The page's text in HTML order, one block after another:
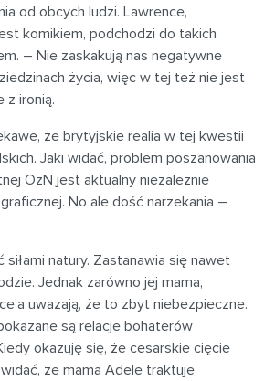
od obcych ludzi. Lawrence,
komikiem, podchodzi do takich
– Nie zaskakują nas negatywne
życia, więc w tej też nie jest
z ironią.
że brytyjskie realia w tej kwestii
Jaki widać, problem poszanowania
OzN jest aktualny niezależnie
No ale dość narzekania –
natury. Zastanawia się nawet
Jednak zarówno jej mama,
uważają, że to zbyt niebezpieczne.
są relacje bohaterów
okazuję się, że cesarskie cięcie
że mama Adele traktuje